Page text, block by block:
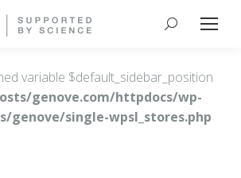
Buscar:
variable $default_sidebar_position
genove.com/httpdocs/wp-
genove/single-wpsl_stores.php